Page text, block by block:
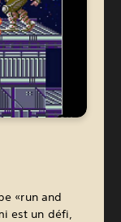
«run and
est un défi,